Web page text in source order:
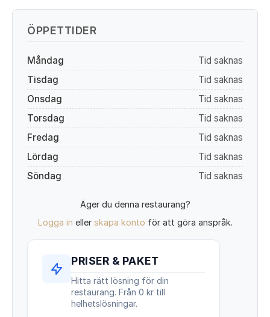
ÖPPETTIDER
Måndag
Tid saknas
Tisdag
Tid saknas
Onsdag
Tid saknas
Torsdag
Tid saknas
Fredag
Tid saknas
Lördag
Tid saknas
Söndag
Tid saknas
Äger du denna restaurang?
Logga in eller skapa konto för att göra anspråk.
PRISER & PAKET
Hitta rätt lösning för din
restaurang. Från 0 kr till
helhetslösningar.